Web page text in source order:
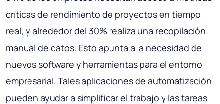
críticas de rendimiento de proyectos en tiempo
real, y alrededor del 30% realiza una recopilación
manual de datos. Esto apunta a la necesidad de
nuevos software y herramientas para el entorno
empresarial. Tales aplicaciones de automatización
pueden ayudar a simplificar el trabajo y las tareas